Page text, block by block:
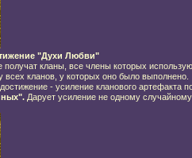
"Духи Любви"
получат кланы, все члены которых
всех кланов, у которых оно было выполнено.
- усиление кланового артефакта
Дарует усиление не одному